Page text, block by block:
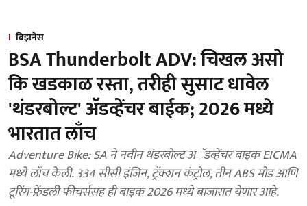
बिझनेस
BSA Thunderbolt ADV: चिखल असो
कि खडकाळ रस्ता, तरीही सुसाट धावेल
'थंडरबोल्ट' अ‍ॅडव्हेंचर बाईक; 2026 मध्ये
भारतात लाँच
Adventure Bike: SA ने नवीन थंडरबोल्ट अॅडव्हेंचर बाइक EICMA
मध्ये लाँच केली. 334 सीसी इंजिन, ट्रॅक्शन कंट्रोल, तीन ABS मोड आणि
टूरिंग-फ्रेंडली फीचर्ससह ही बाइक 2026 मध्ये बाजारात येणार आहे.